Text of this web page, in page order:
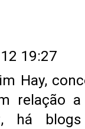
19:27
Hay,
relação a
há